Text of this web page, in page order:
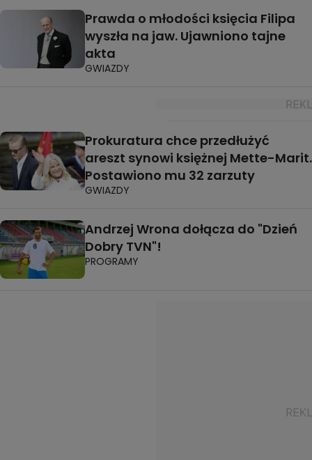
Prawda o młodości księcia Filipa
wyszła na jaw. Ujawniono tajne
akta
GWIAZDY
Prokuratura chce przedłużyć
areszt synowi księżnej Mette-Marit.
Postawiono mu 32 zarzuty
GWIAZDY
Andrzej Wrona dołącza do "Dzień
Dobry TVN"!
PROGRAMY